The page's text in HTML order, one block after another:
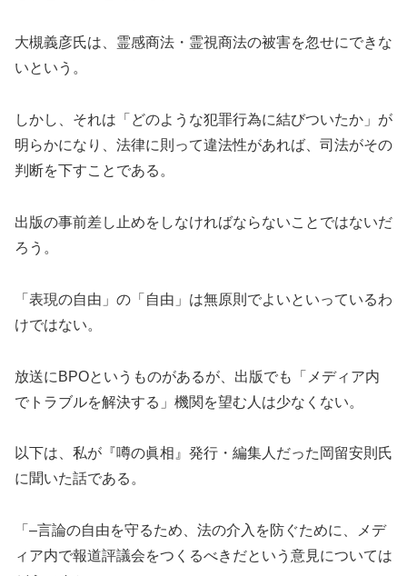
大槻義彦氏は、霊感商法・霊視商法の被害を忽せにできな
いという。
しかし、それは「どのような犯罪行為に結びついたか」が
明らかになり、法律に則って違法性があれば、司法がその
判断を下すことである。
出版の事前差し止めをしなければならないことではないだ
ろう。
「表現の自由」の「自由」は無原則でよいといっているわ
けではない。
放送にBPOというものがあるが、出版でも「メディア内
でトラブルを解決する」機関を望む人は少なくない。
以下は、私が『噂の眞相』発行・編集人だった岡留安則氏
に聞いた話である。
「–言論の自由を守るため、法の介入を防ぐために、メデ
ィア内で報道評議会をつくるべきだという意見については